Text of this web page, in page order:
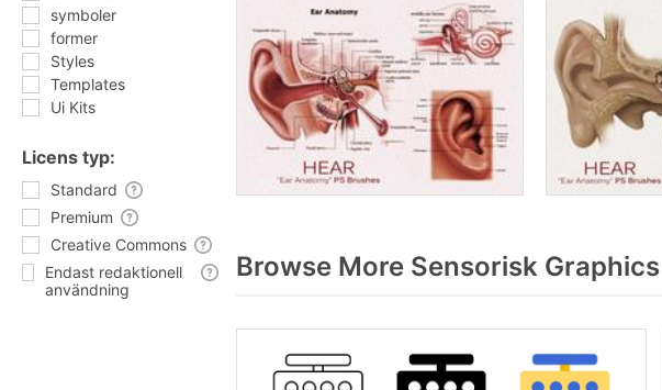
symboler
former
Styles
Templates
Ui Kits
Licens typ:
Standard
Premium
Creative Commons
Endast redaktionell
användning
Browse More Sensorisk